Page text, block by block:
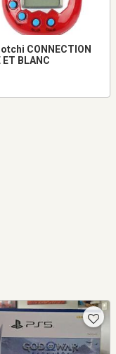
CONNECTION
ET BLANC